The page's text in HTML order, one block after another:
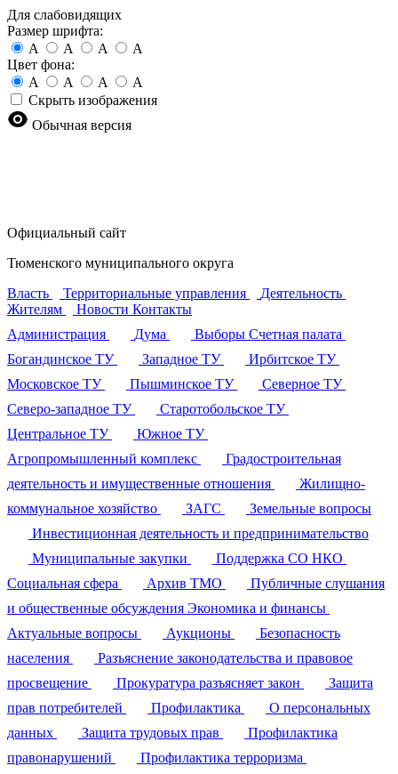
Для слабовидящих
Размер шрифта:
A
A A
A
Цвет фона:
A
A A
A
Скрыть изображения
Обычная версия
Официальный сайт
Тюменского муниципального округа
Власть
Территориальные управления
Деятельность
Жителям
Новости Контакты
Администрация
Дума Выборы Счетная палата
Богандинское ТУ
Западное ТУ
Ирбитское ТУ
Московское ТУ
Пышминское ТУ
Северное ТУ
Северо-западное ТУ
Старотобольское ТУ
Центральное ТУ
Южное ТУ
Агропромышленный комплекс
Градостроительная
деятельность и имущественные отношения
Жилищно-
коммунальное хозяйство
ЗАГС
Земельные вопросы
Инвестиционная деятельность и предпринимательство
Муниципальные закупки
Поддержка СО НКО
Социальная сфера
Архив ТМО
Публичные слушания
и общественные обсуждения Экономика и финансы
Актуальные вопросы
Аукционы
Безопасность
населения
Разъяснение законодательства и правовое
просвещение
Прокуратура разъясняет закон
Защита
прав потребителей
Профилактика
О персональных
данных
Защита трудовых прав
Профилактика
правонарушений
Профилактика терроризма